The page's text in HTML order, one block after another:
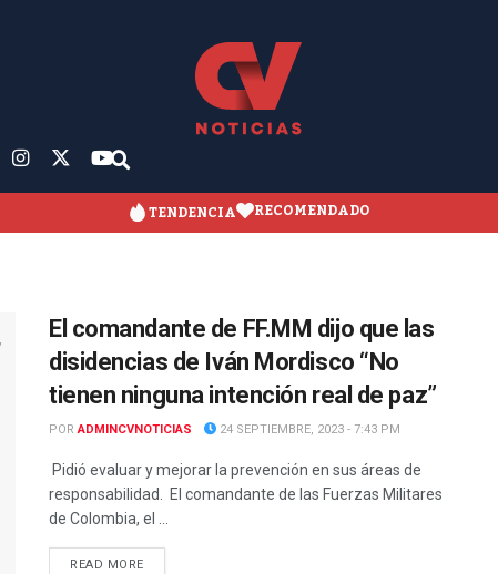
TENDENCIA RECOMENDADO
El comandante de FF.MM dijo que las
disidencias de Iván Mordisco “No
tienen ninguna intención real de paz”
POR ADMINCVNOTICIAS 24 SEPTIEMBRE, 2023 - 7:43 PM
Pidió evaluar y mejorar la prevención en sus áreas de
responsabilidad. El comandante de las Fuerzas Militares
de Colombia, el ...
READ MORE